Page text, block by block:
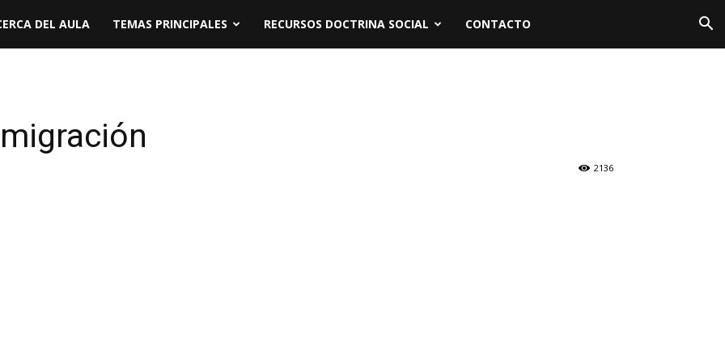
DEL AULA TEMAS PRINCIPALES RECURSOS DOCTRINA SOCIAL CONTACTO
2136